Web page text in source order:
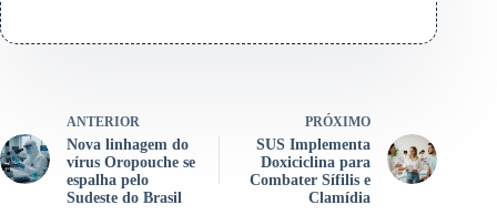
ANTERIOR
Nova linhagem do
vírus Oropouche se
espalha pelo
Sudeste do Brasil
PRÓXIMO
SUS Implementa
Doxiciclina para
Combater Sífilis e
Clamídia